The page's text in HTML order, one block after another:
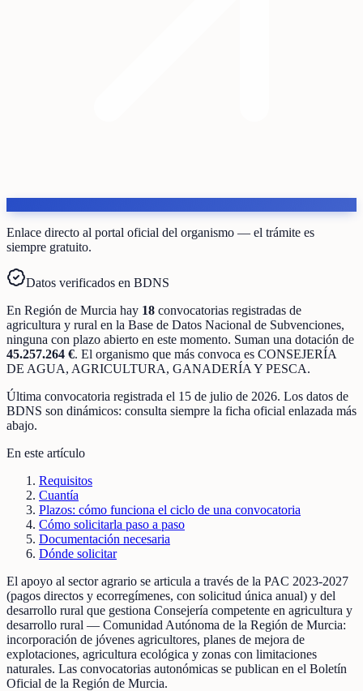
Enlace directo al portal oficial del organismo — el trámite es
siempre gratuito.
Datos verificados en BDNS
En Región de Murcia hay 18 convocatorias registradas de
agricultura y rural en la Base de Datos Nacional de Subvenciones,
ninguna con plazo abierto en este momento. Suman una dotación de
45.257.264 €. El organismo que más convoca es CONSEJERÍA
DE AGUA, AGRICULTURA, GANADERÍA Y PESCA.
Última convocatoria registrada el 15 de julio de 2026. Los datos de
BDNS son dinámicos: consulta siempre la ficha oficial enlazada más
abajo.
En este artículo
Requisitos
Cuantía
Plazos: cómo funciona el ciclo de una convocatoria
Cómo solicitarla paso a paso
Documentación necesaria
Dónde solicitar
El apoyo al sector agrario se articula a través de la PAC 2023-2027
(pagos directos y ecorregímenes, con solicitud única anual) y del
desarrollo rural que gestiona Consejería competente en agricultura y
desarrollo rural — Comunidad Autónoma de la Región de Murcia:
incorporación de jóvenes agricultores, planes de mejora de
explotaciones, agricultura ecológica y zonas con limitaciones
naturales. Las convocatorias autonómicas se publican en el Boletín
Oficial de la Región de Murcia.